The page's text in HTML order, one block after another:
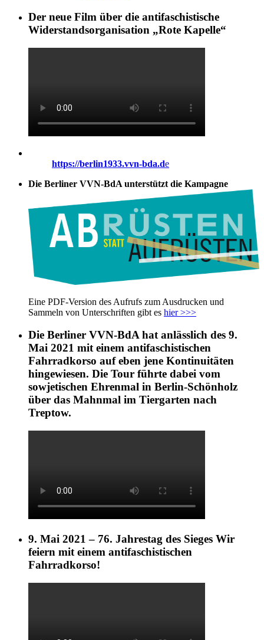
Der neue Film über die antifaschistische
Widerstandsorganisation „Rote Kapelle“
https://berlin1933.vvn-bda.de
Die Berliner VVN-BdA unterstützt die Kampagne
Eine PDF-Version des Aufrufs zum Ausdrucken und
Sammeln von Unterschriften gibt es hier >>>
Die Berliner VVN-BdA hat anlässlich des 9.
Mai 2021 mit einem antifaschistischen
Fahrradkorso auf eben jene Kontinuitäten
hingewiesen. Die Tour führte dabei vom
sowjetischen Ehrenmal in Berlin-Schönholz
über das Mahnmal im Tiergarten nach
Treptow.
9. Mai 2021 – 76. Jahrestag des Sieges Wir
feiern mit einem antifaschistischen
Fahrradkorso!